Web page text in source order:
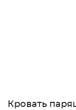
Кровать